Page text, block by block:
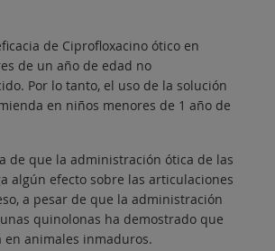
de Ciprofloxacino ótico en
de un año de edad no
Por lo tanto, el uso de la solución
en niños menores de 1 año de
de que la administración ótica de las
algún efecto sobre las articulaciones
a pesar de que la administración
quinolonas ha demostrado que
en animales inmaduros.